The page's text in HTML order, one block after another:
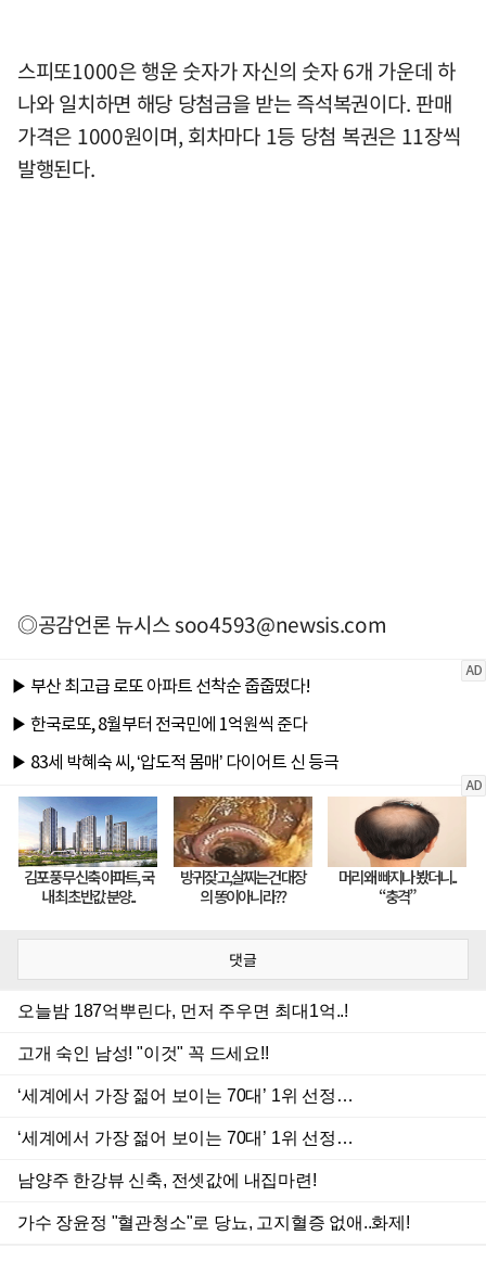
스피또1000은 행운 숫자가 자신의 숫자 6개 가운데 하
나와 일치하면 해당 당첨금을 받는 즉석복권이다. 판매
가격은 1000원이며, 회차마다 1등 당첨 복권은 11장씩
발행된다.
◎공감언론 뉴시스soo4593@newsis.com
댓글